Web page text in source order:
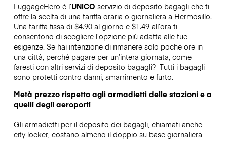
LuggageHero è l’UNICO servizio di deposito bagagli che ti
offre la scelta di una tariffa oraria o giornaliera a Hermosillo.
Una tariffa fissa di $4.90 al giorno e $1.49 all’ora ti
consentono di scegliere l’opzione più adatta alle tue
esigenze. Se hai intenzione di rimanere solo poche ore in
una città, perché pagare per un’intera giornata, come
faresti con altri servizi di deposito bagagli? Tutti i bagagli
sono protetti contro danni, smarrimento e furto.
Metà prezzo rispetto agli armadietti delle stazioni e a
quelli degli aeroporti
Gli armadietti per il deposito dei bagagli, chiamati anche
city locker, costano almeno il doppio su base giornaliera